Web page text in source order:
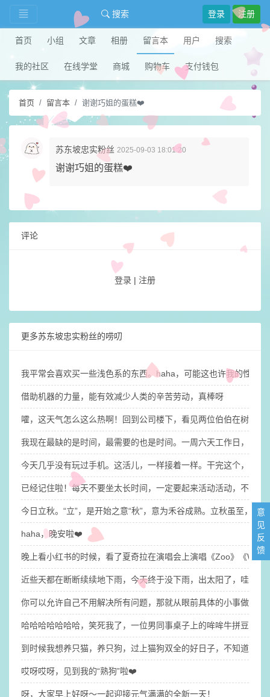
搜索 登录 注册
首页 小组 文章 相册 留言本 用户 搜索
我的社区 在线学堂 商城 购物车 支付钱包
首页 留言本 谢谢巧姐的蛋糕❤️
苏东坡忠实粉丝 2025-09-03 18:01:20
谢谢巧姐的蛋糕❤️
评论
登录 | 注册
更多苏东坡忠实粉丝的唠叨
我平常会喜欢买一些浅色系的东西。haha，可能这也许我的性格
借助机器的力量，能有效减少人类的辛苦劳动，真棒呀
嚯，这天气怎么这么热啊！回到公司楼下，看见两位伯伯在树荫下
我现在最缺的是时间，最需要的也是时间。​一周六天工作日，每
今天几乎没有玩过手机。这活儿，一样接着一样。干完这个，干
已经记住啦！每天不要坐太长时间，一定要起来活动活动，不然大
今日立秋。“立”，是开始之意“秋”，意为禾谷成熟。立秋虽至，
haha，晚安啦❤️
晚上看小红书的时候，看了夏奇拉在演唱会上演唱《Zoo》《
近些天都在断断续续地下雨，今天终于没下雨，出太阳了，哇咔
你可以允许自己不用解决所有问题，那就​从眼前具体的小事做起吧
哈哈哈哈哈哈哈，笑死我了，一位男同事桌子上的哞哞牛拼豆有点
到时候我想养只猫，养只狗，过上猫狗双全的好日子，不知道我
哎呀哎呀，见到我的“熟狗”啦❤️
呀，大家早上好呀～一起迎接元气满满的全新一天！
意
见
反
馈